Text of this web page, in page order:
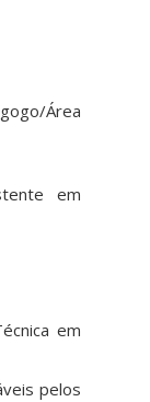
Área
em
em
pelos